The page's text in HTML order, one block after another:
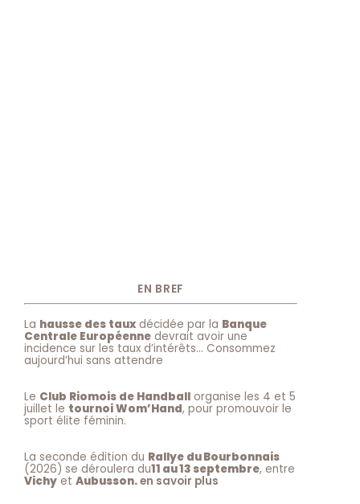
EN BREF
La hausse des taux décidée par la Banque
Centrale Européenne devrait avoir une
incidence sur les taux d’intérêts… Consommez
aujourd’hui sans attendre
Le Club Riomois de Handball organise les 4 et 5
juillet le tournoi Wom’Hand, pour promouvoir le
sport élite féminin.
La seconde édition du Rallye du Bourbonnais
(2026) se déroulera du11 au 13 septembre, entre
Vichy et Aubusson.en savoir plus